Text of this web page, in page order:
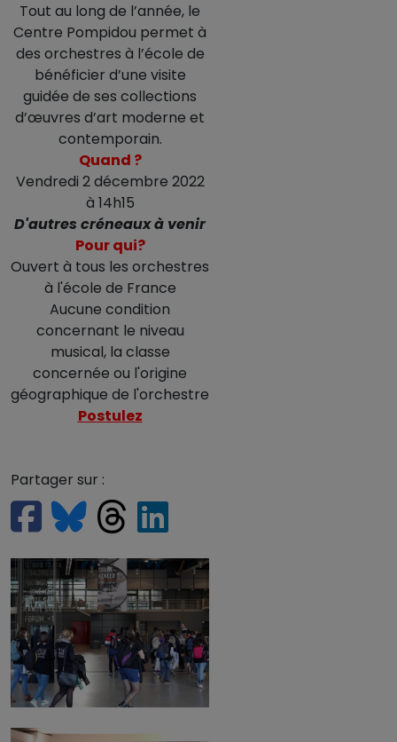
Tout au long de l’année, le
Centre Pompidou permet à
des orchestres à l’école de
bénéficier d’une visite
guidée de ses collections
d’œuvres d’art moderne et
contemporain.
Quand ?
Vendredi 2 décembre 2022
à 14h15
D'autres créneaux à venir
Pour qui?
Ouvert à tous les orchestres
à l'école de France
Aucune condition
concernant le niveau
musical, la classe
concernée ou l'origine
géographique de l'orchestre
Postulez
Partager sur :